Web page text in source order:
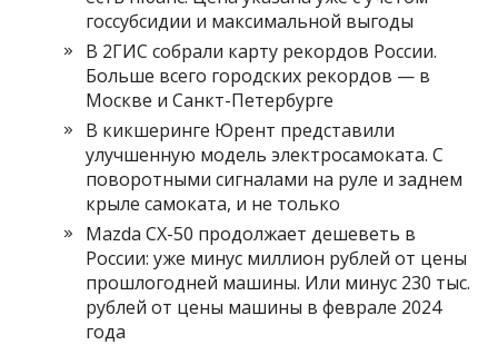
госсубсидии и максимальной выгоды
В 2ГИС собрали карту рекордов России.
Больше всего городских рекордов — в
Москве и Санкт-Петербурге
В кикшеринге Юрент представили
улучшенную модель электросамоката. С
поворотными сигналами на руле и заднем
крыле самоката, и не только
Mazda CX-50 продолжает дешеветь в
России: уже минус миллион рублей от цены
прошлогодней машины. Или минус 230 тыс.
рублей от цены машины в феврале 2024
года